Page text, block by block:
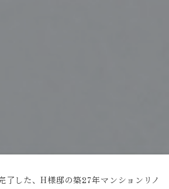
了した、H様邸の築27年マンションリノ